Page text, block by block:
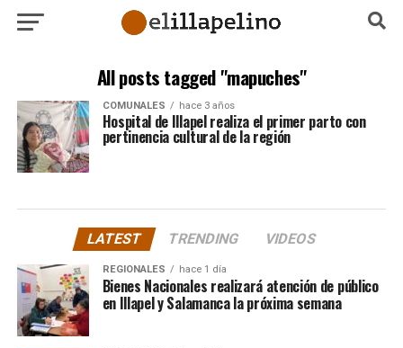
All posts tagged "mapuches"
COMUNALES hace 3 años
Hospital de Illapel realiza el primer parto con
pertinencia cultural de la región
LATEST TRENDING VIDEOS
REGIONALES hace 1 día
Bienes Nacionales realizará atención de público
en Illapel y Salamanca la próxima semana